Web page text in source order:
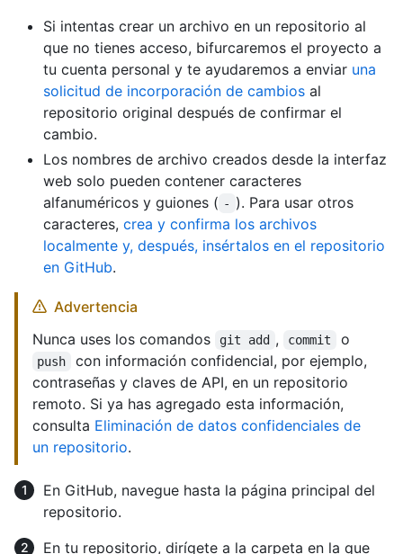
Si intentas crear un archivo en un repositorio al
que no tienes acceso, bifurcaremos el proyecto a
tu cuenta personal y te ayudaremos a enviar una
solicitud de incorporación de cambios al
repositorio original después de confirmar el
cambio.
Los nombres de archivo creados desde la interfaz
web solo pueden contener caracteres
alfanuméricos y guiones ( - ). Para usar otros
caracteres, crea y confirma los archivos
localmente y, después, insértalos en el repositorio
en GitHub.
Advertencia
Nunca uses los comandos
git add , commit o
push
con información confidencial, por ejemplo,
contraseñas y claves de API, en un repositorio
remoto. Si ya has agregado esta información,
consulta Eliminación de datos confidenciales de
un repositorio.
En GitHub, navegue hasta la página principal del
repositorio.
En tu repositorio, dirígete a la carpeta en la que